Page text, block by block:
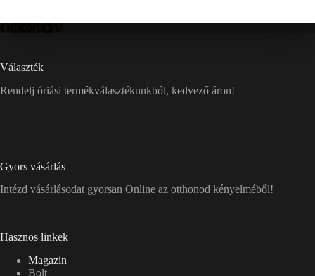
Választék
Rendelj óriási termékválasztékunkból, kedvező áron!
Gyors vásárlás
Intézd vásárlásodat gyorsan Online az otthonod kényelméből!
Hasznos linkek
Magazin
Bolt